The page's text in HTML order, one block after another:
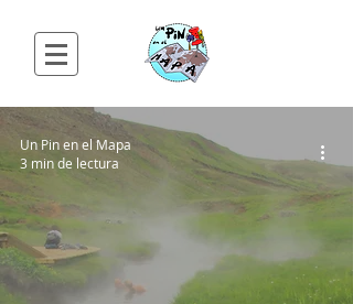
Un Pin en el Mapa
3 min de lectura